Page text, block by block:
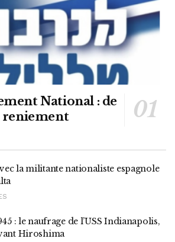
National : de
reniement
la militante nationaliste espagnole
: le naufrage de l’USS Indianapolis,
Hiroshima